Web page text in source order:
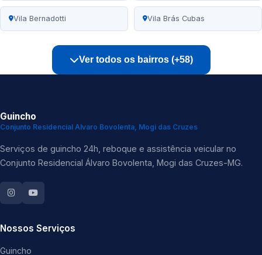
Vila Bernadotti Vila Brás Cubas
Ver todos os bairros (+58)
Guincho
Conjunto Residencial Alvaro Bovolenta, Mogi das Cruzes
Serviços de guincho 24h, reboque e assistência veicular no
Conjunto Residencial Álvaro Bovolenta, Mogi das Cruzes-MG.
Nossos Serviços
Guincho